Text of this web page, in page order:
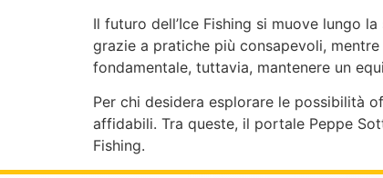
Il futuro dell’Ice Fishing si muove lungo
grazie a pratiche più consapevoli,
fondamentale, tuttavia, mantenere un
Per chi desidera esplorare le possibilità
affidabili. Tra queste, il portale Peppe
Fishing.